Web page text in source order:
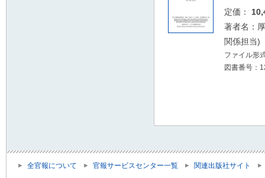
定価：
著者名：
関係担当)
ファイル形
図書番号：
全官報について 官報サービスセンター一覧 関連出版社サイト